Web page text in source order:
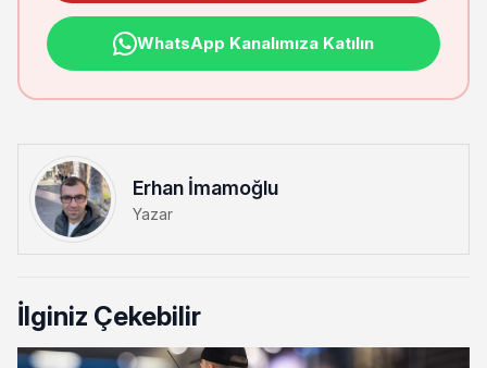
WhatsApp Kanalımıza Katılın
Erhan İmamoğlu
Yazar
İlginiz Çekebilir